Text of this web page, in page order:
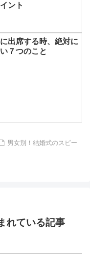
ント
出席する時、絶対に
７つのこと
男女別！結婚式のスピー
れている記事